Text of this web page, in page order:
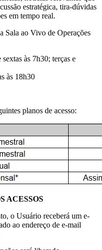
estratégica, tira-dúvidas
em tempo real.
Sala ao Vivo de Operações
sextas às 7h30; terças e
às 18h30
planos de acesso:
ACESSOS
o Usuário receberá um e-
ao endereço de e-mail